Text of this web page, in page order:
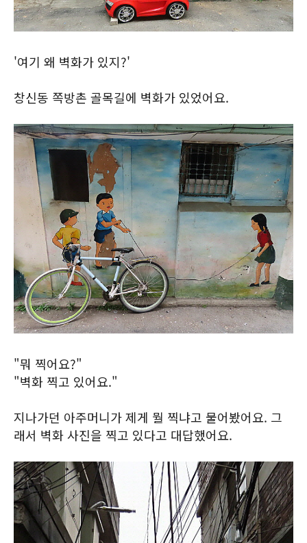
'여기 왜 벽화가 있지?'
창신동 쪽방촌 골목길에 벽화가 있었어요.
"뭐 찍어요?"
"벽화 찍고 있어요."
지나가던 아주머니가 제게 뭘 찍냐고 물어봤어요. 그
래서 벽화 사진을 찍고 있다고 대답했어요.